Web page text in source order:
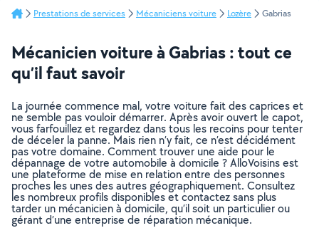
Prestations de services Mécaniciens voiture Lozère Gabrias
Mécanicien voiture à Gabrias : tout ce
qu’il faut savoir
La journée commence mal, votre voiture fait des caprices et
ne semble pas vouloir démarrer. Après avoir ouvert le capot,
vous farfouillez et regardez dans tous les recoins pour tenter
de déceler la panne. Mais rien n’y fait, ce n’est décidément
pas votre domaine. Comment trouver une aide pour le
dépannage de votre automobile à domicile ? AlloVoisins est
une plateforme de mise en relation entre des personnes
proches les unes des autres géographiquement. Consultez
les nombreux profils disponibles et contactez sans plus
tarder un mécanicien à domicile, qu’il soit un particulier ou
gérant d’une entreprise de réparation mécanique.